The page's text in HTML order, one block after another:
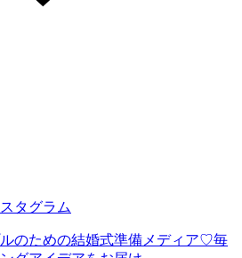
タグラム
のための結婚式準備メディア♡毎